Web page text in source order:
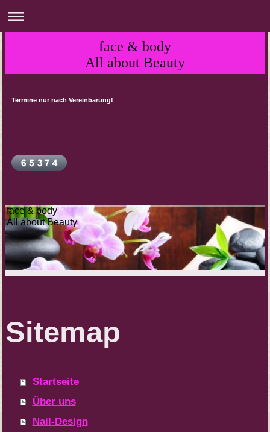
face & body
All about Beauty
Termine nur nach Vereinbarung!
face & body
All about Beauty
Sitemap
Startseite
Über uns
Nail-Design